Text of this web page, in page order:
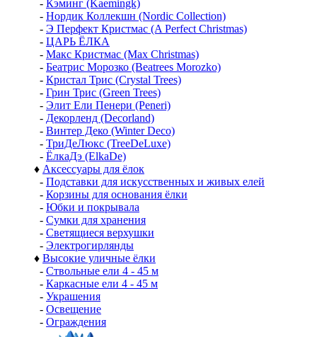
- Кэминг (Kaemingk)
- Нордик Коллекшн (Nordic Collection)
- Э Перфект Кристмас (A Perfect Christmas)
- ЦАРЬ ЁЛКА
- Макс Кристмас (Max Christmas)
- Беатрис Морозко (Beatrees Morozko)
- Кристал Трис (Crystal Trees)
- Грин Трис (Green Trees)
- Элит Ели Пенери (Peneri)
- Декорленд (Decorland)
- Винтер Деко (Winter Deco)
- ТриДеЛюкс (TreeDeLuxe)
- ЁлкаДэ (ElkaDe)
♦ Аксессуары для ёлок
- Подставки для искусственных и живых елей
- Корзины для основания ёлки
- Юбки и покрывала
- Сумки для хранения
- Светящиеся верхушки
- Электрогирлянды
♦ Высокие уличные ёлки
- Ствольные ели 4 - 45 м
- Каркасные ели 4 - 45 м
- Украшения
- Освещение
- Ограждения